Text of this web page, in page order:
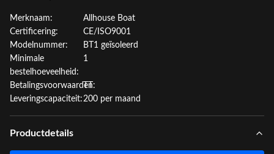
Merknaam:
Allhouse Boat
Certificering:
CE/ISO9001
Modelnummer:
BT1 geïsoleerd
Minimale
bestelhoeveelheid:
1
Betalingsvoorwaarden:
TT
Leveringscapaciteit:200 per maand
Productdetails